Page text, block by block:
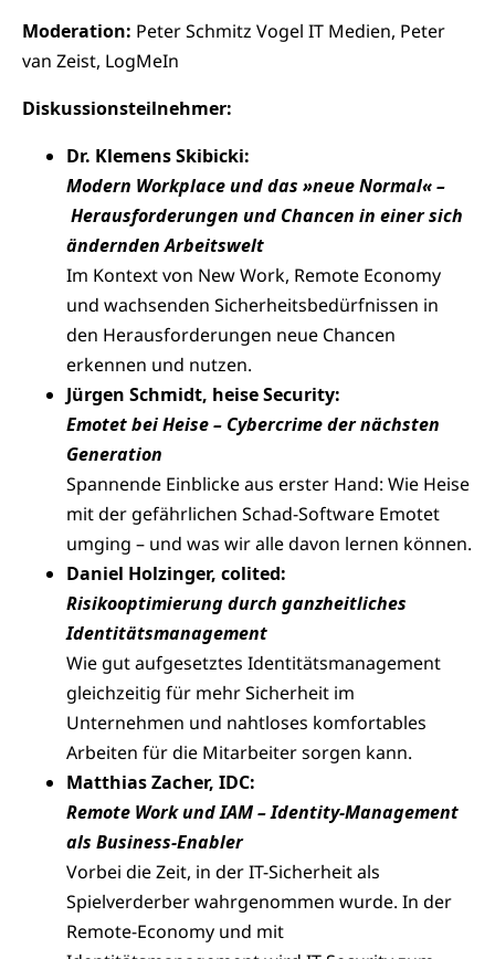
Moderation: Peter Schmitz Vogel IT Medien, Peter
van Zeist, LogMeIn
Diskussionsteilnehmer:
Dr. Klemens Skibicki:
Modern Workplace und das »neue Normal« –
Herausforderungen und Chancen in einer sich
ändernden Arbeitswelt
Im Kontext von New Work, Remote Economy
und wachsenden Sicherheitsbedürfnissen in
den Herausforderungen neue Chancen
erkennen und nutzen.
Jürgen Schmidt, heise Security:
Emotet bei Heise – Cybercrime der nächsten
Generation
Spannende Einblicke aus erster Hand: Wie Heise
mit der gefährlichen Schad-Software Emotet
umging – und was wir alle davon lernen können.
Daniel Holzinger, colited:
Risikooptimierung durch ganzheitliches
Identitätsmanagement
Wie gut aufgesetztes Identitätsmanagement
gleichzeitig für mehr Sicherheit im
Unternehmen und nahtloses komfortables
Arbeiten für die Mitarbeiter sorgen kann.
Matthias Zacher, IDC:
Remote Work und IAM – Identity-Management
als Business-Enabler
Vorbei die Zeit, in der IT-Sicherheit als
Spielverderber wahrgenommen wurde. In der
Remote-Economy und mit